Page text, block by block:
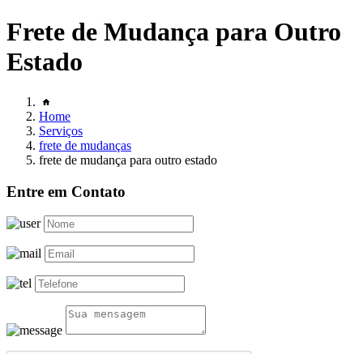
Frete de Mudança para Outro
Estado
Home
Serviços
frete de mudanças
frete de mudança para outro estado
Entre em Contato